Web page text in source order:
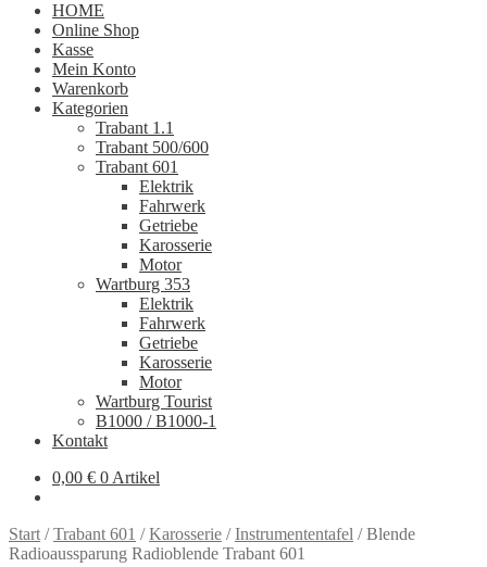
HOME
Online Shop
Kasse
Mein Konto
Warenkorb
Kategorien
Trabant 1.1
Trabant 500/600
Trabant 601
Elektrik
Fahrwerk
Getriebe
Karosserie
Motor
Wartburg 353
Elektrik
Fahrwerk
Getriebe
Karosserie
Motor
Wartburg Tourist
B1000 / B1000-1
Kontakt
0,00 € 0 Artikel
Start /Trabant 601 /Karosserie /Instrumententafel /Blende
Radioaussparung Radioblende Trabant 601